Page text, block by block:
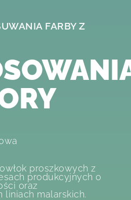
FARBY Z
proszkowych z
produkcyjnych o
oraz
liniach malarskich.